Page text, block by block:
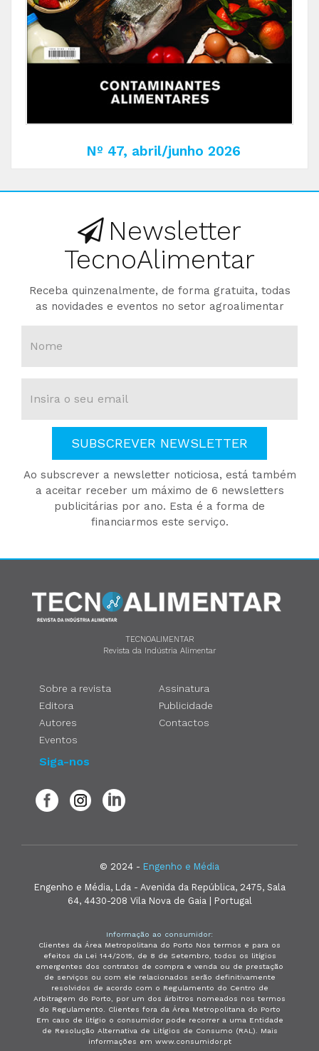
Nº 47, abril/junho 2026
Newsletter
TecnoAlimentar
Receba quinzenalmente, de forma gratuita, todas
as novidades e eventos no setor agroalimentar
SUBSCREVER NEWSLETTER
Ao subscrever a newsletter noticiosa, está também
a aceitar receber um máximo de 6 newsletters
publicitárias por ano. Esta é a forma de
financiarmos este serviço.
TECNOALIMENTAR
Revista da Indústria Alimentar
Sobre a revista
Editora
Autores
Eventos
Assinatura
Publicidade
Contactos
Siga-nos
© 2024 - Engenho e Média
Engenho e Média, Lda - Avenida da República, 2475, Sala
64, 4430-208 Vila Nova de Gaia | Portugal
Informação ao consumidor:
Clientes da Área Metropolitana do Porto Nos termos e para os
efeitos da Lei 144/2015, de 8 de Setembro, todos os litígios
emergentes dos contratos de compra e venda ou de prestação
de serviços ou com ele relacionados serão definitivamente
resolvidos de acordo com o Regulamento do Centro de
Arbitragem do Porto, por um dos árbitros nomeados nos termos
do Regulamento. Clientes fora da Área Metropolitana do Porto
Em caso de litígio o consumidor pode recorrer a uma Entidade
de Resolução Alternativa de Litígios de Consumo (RAL). Mais
informações em www.consumidor.pt